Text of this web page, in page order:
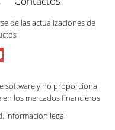
de las actualizaciones de
software y no proporciona
los mercados financieros
. Información legal